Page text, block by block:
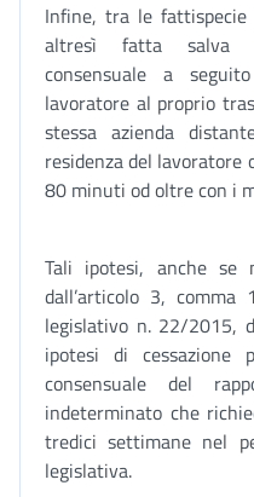
Infine, tra le fattispecie
altresì fatta salva
consensuale a
lavoratore al proprio
stessa azienda
residenza del lavoratore
80 minuti od oltre con i
Tali ipotesi, anche se
dall’articolo 3,
legislativo n. 22/2015,
ipotesi di cessazione
consensuale del
indeterminato che
tredici settimane nel
legislativa.